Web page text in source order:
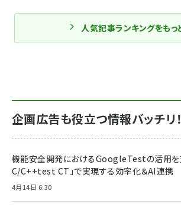
人気記事ランキングをもっ
企画広告も役立つ情報バッチリ！
機能安全開発におけるGoogleTestの活用
C/C++test CT」で実現する効率化＆AI連携
4月14日 6:30